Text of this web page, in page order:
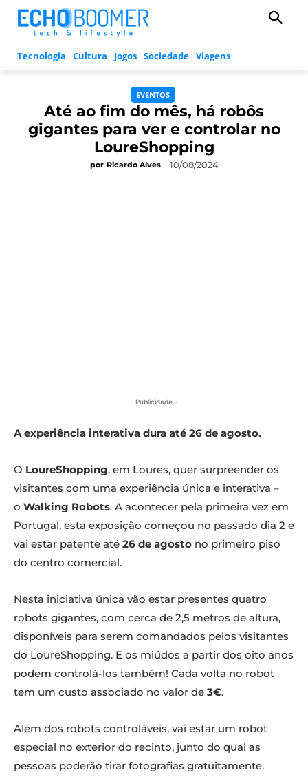
Tecnologia Cultura Jogos Sociedade Viagens
EVENTOS
Até ao fim do mês, há robôs
gigantes para ver e controlar no
LoureShopping
por Ricardo Alves 10/08/2024
- Publicidade -
A experiência interativa dura até 26 de agosto.
O LoureShopping, em Loures, quer surpreender os
visitantes com uma experiência única e interativa –
o Walking Robots. A acontecer pela primeira vez em
Portugal, esta exposição começou no passado dia 2 e
vai estar patente até 26 de agosto no primeiro piso
do centro comercial.
Nesta iniciativa única vão estar presentes quatro
robots gigantes, com cerca de 2,5 metros de altura,
disponíveis para serem comandados pelos visitantes
do LoureShopping. E os miúdos a partir dos oito anos
podem controlá-los também! Cada volta no robot
tem um custo associado no valor de 3€.
Além dos robots controláveis, vai estar um robot
especial no exterior do recinto, junto do qual as
pessoas poderão tirar fotografias gratuitamente.